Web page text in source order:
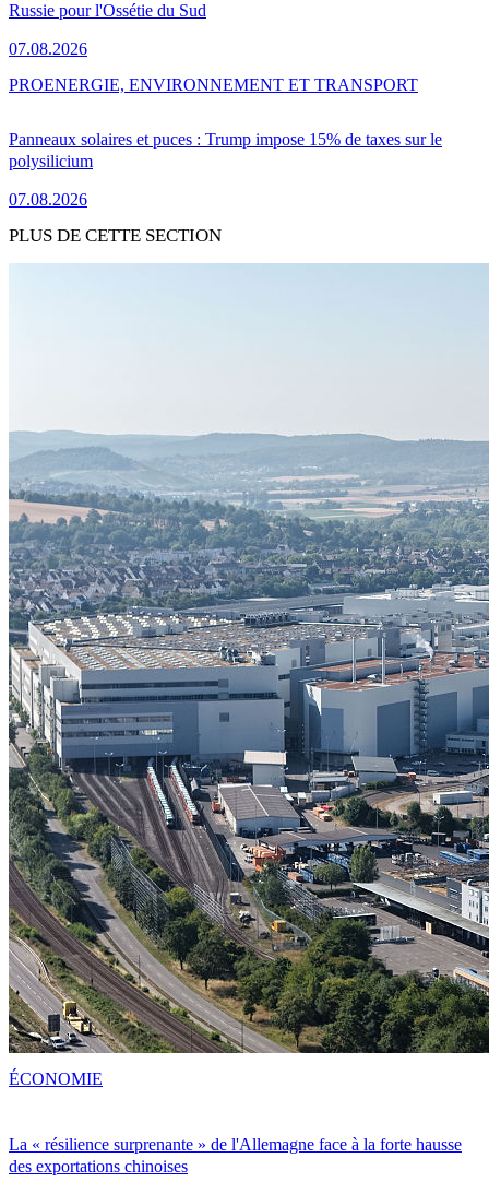
Russie pour l'Ossétie du Sud
07.08.2026
Panneaux solaires et puces : Trump impose 15% de taxes sur le
polysilicium
07.08.2026
PROENERGIE, ENVIRONNEMENT ET TRANSPORT
PLUS DE CETTE SECTION
La « résilience surprenante » de l'Allemagne face à la forte hausse
des exportations chinoises
ÉCONOMIE